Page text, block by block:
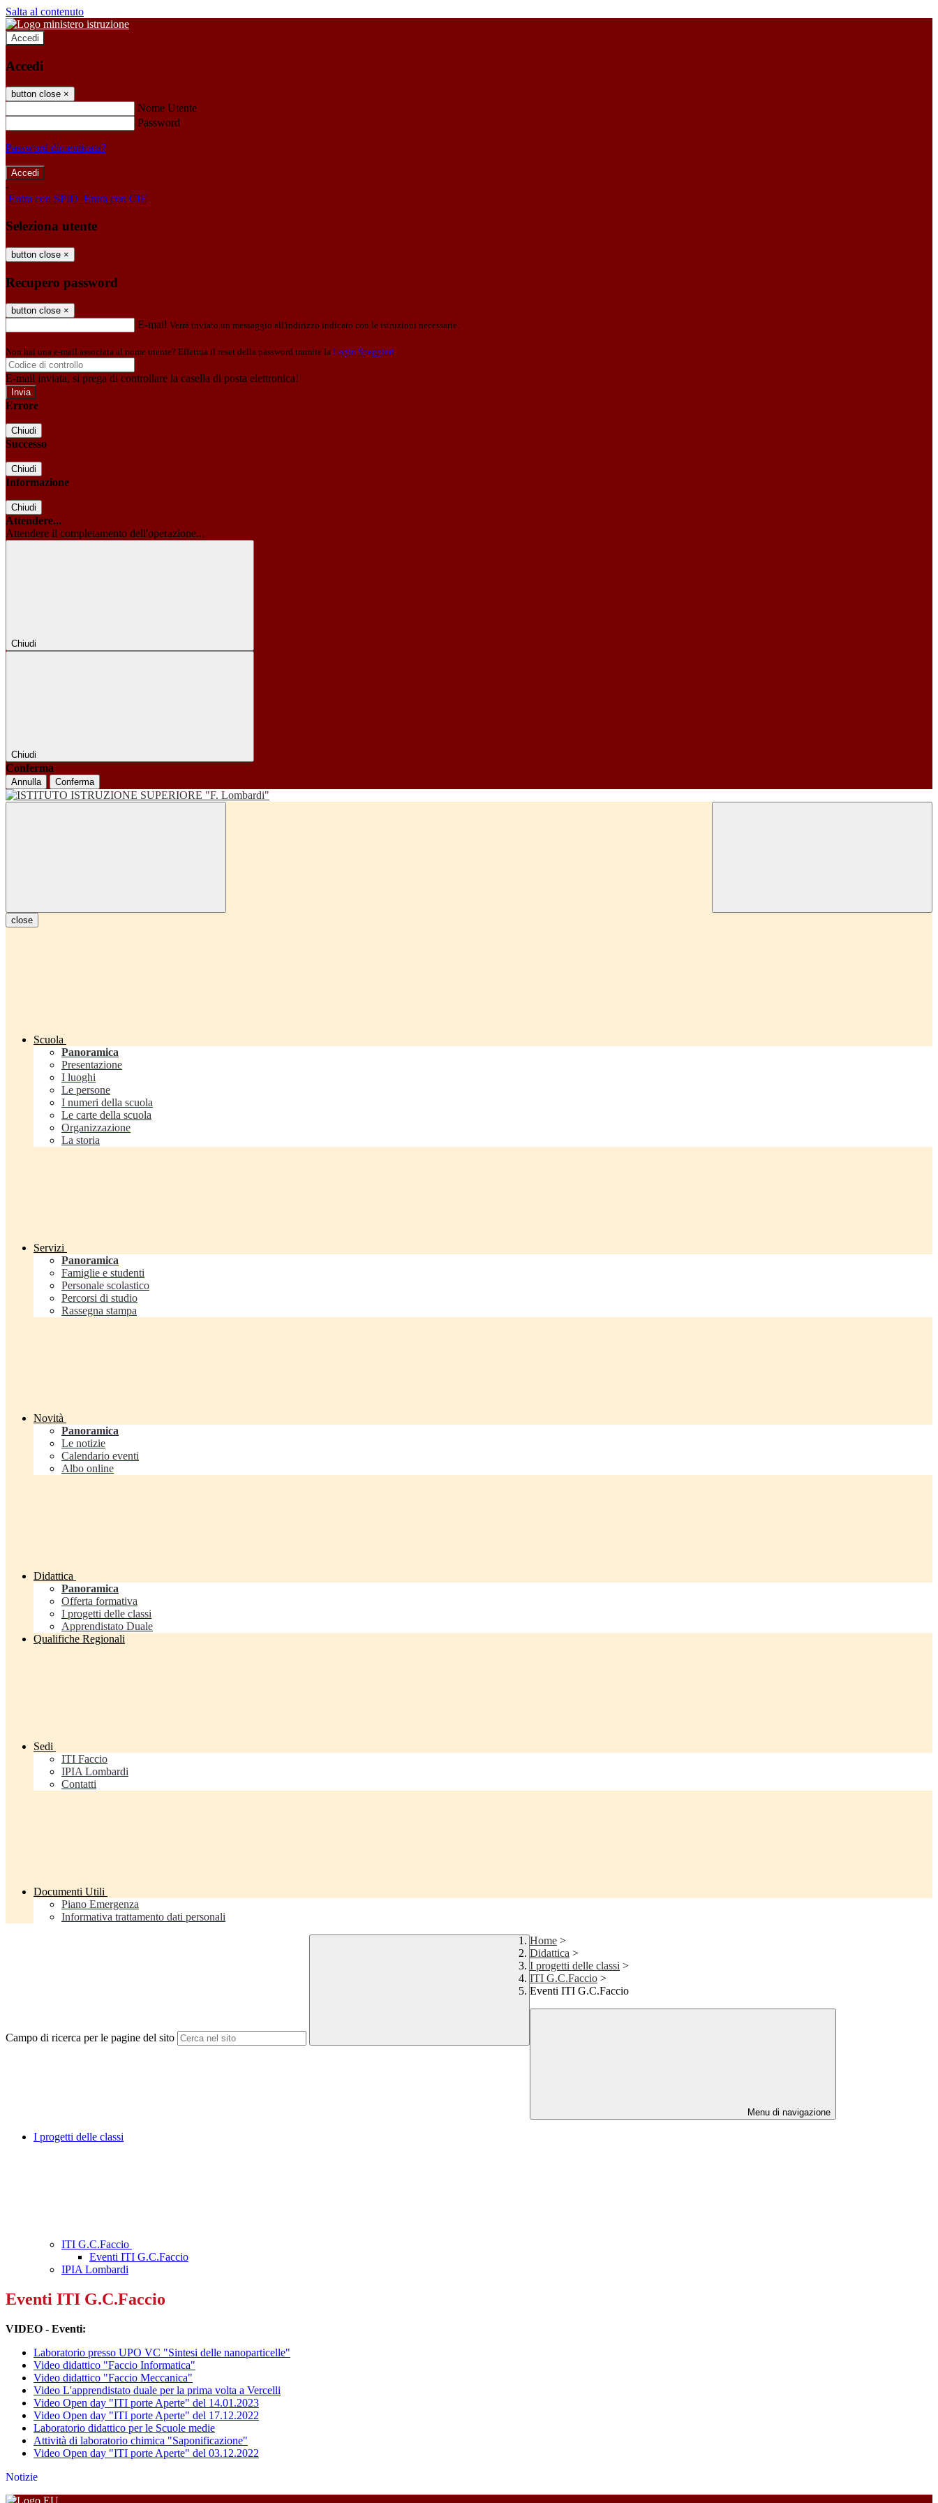
Salta al contenuto
Accedi
Accedi
button close ×
Nome Utente
Password
Password dimenticata?
-
Entra con SPID Entra con CIE
Seleziona utente
button close ×
Recupero password
button close ×
E-mail Verrà inviato un messaggio all'indirizzo indicato con le istruzioni necessarie.
Non hai una e-mail associata al nome utente? Effettua il reset della password tramite la Login Spaggiari
E-mail inviata, si prega di controllare la casella di posta elettronica!
Errore
Chiudi
Successo
Chiudi
Informazione
Chiudi
Attendere...
Attendere il completamento dell'operazione...
Chiudi
Chiudi
Conferma
Annulla Conferma
close
Scuola
Panoramica
Presentazione
I luoghi
Le persone
I numeri della scuola
Le carte della scuola
Organizzazione
La storia
Servizi
Panoramica
Famiglie e studenti
Personale scolastico
Percorsi di studio
Rassegna stampa
Novità
Panoramica
Le notizie
Calendario eventi
Albo online
Didattica
Panoramica
Offerta formativa
I progetti delle classi
Apprendistato Duale
Qualifiche Regionali
Sedi
ITI Faccio
IPIA Lombardi
Contatti
Documenti Utili
Piano Emergenza
Informativa trattamento dati personali
Campo di ricerca per le pagine del sito
Home >
Didattica >
I progetti delle classi >
ITI G.C.Faccio >
Eventi ITI G.C.Faccio
Menu di navigazione
I progetti delle classi
ITI G.C.Faccio
Eventi ITI G.C.Faccio
IPIA Lombardi
Eventi ITI G.C.Faccio
VIDEO - Eventi:
Laboratorio presso UPO VC "Sintesi delle nanoparticelle"
Video didattico "Faccio Informatica"
Video didattico "Faccio Meccanica"
Video L'apprendistato duale per la prima volta a Vercelli
Video Open day "ITI porte Aperte" del 14.01.2023
Video Open day "ITI porte Aperte" del 17.12.2022
Laboratorio didattico per le Scuole medie
Attività di laboratorio chimica "Saponificazione"
Video Open day "ITI porte Aperte" del 03.12.2022
Notizie